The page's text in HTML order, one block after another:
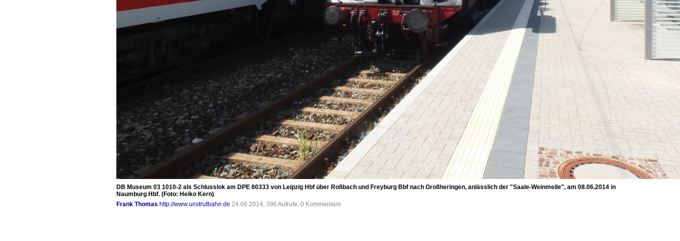
DB Museum 03 1010-2 als Schlusslok am DPE 80333 von Leipzig Hbf über Roßbach und Freyburg Bbf nach Großheringen, anlässlich der "Saale-Weinmeile", am 08.06.2014 in
Naumburg Hbf. (Foto: Heiko Kern)
Frank Thomas http://www.unstrutbahn.de 24.06.2014, 396 Aufrufe, 0 Kommentare